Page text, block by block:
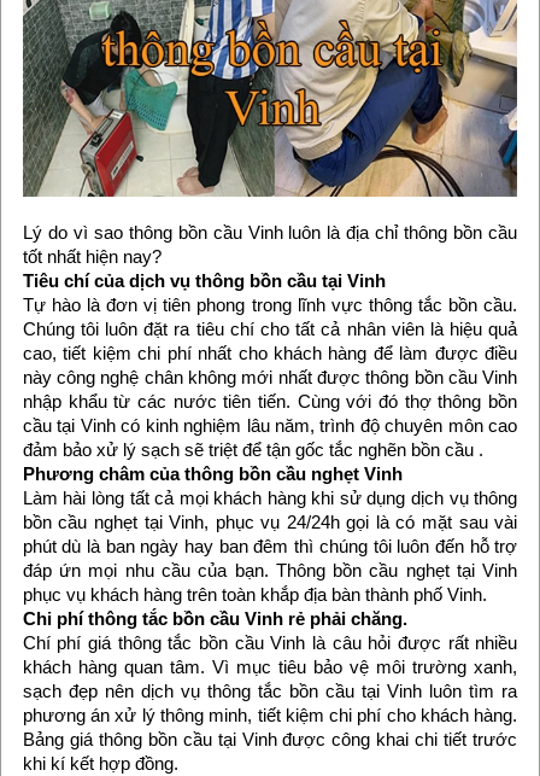
Lý do vì sao thông bồn cầu Vinh luôn là địa chỉ thông bồn cầu
tốt nhất hiện nay?
Tiêu chí của dịch vụ thông bồn cầu tại Vinh
Tự hào là đơn vị tiên phong trong lĩnh vực thông tắc bồn cầu.
Chúng tôi luôn đặt ra tiêu chí cho tất cả nhân viên là hiệu quả
cao, tiết kiệm chi phí nhất cho khách hàng để làm được điều
này công nghệ chân không mới nhất được thông bồn cầu Vinh
nhập khẩu từ các nước tiên tiến. Cùng với đó thợ thông bồn
cầu tại Vinh có kinh nghiệm lâu năm, trình độ chuyên môn cao
đảm bảo xử lý sạch sẽ triệt để tận gốc tắc nghẽn bồn cầu .
Phương châm của thông bồn cầu nghẹt Vinh
Làm hài lòng tất cả mọi khách hàng khi sử dụng dịch vụ thông
bồn cầu nghẹt tại Vinh, phục vụ 24/24h gọi là có mặt sau vài
phút dù là ban ngày hay ban đêm thì chúng tôi luôn đến hỗ trợ
đáp ứn mọi nhu cầu của bạn. Thông bồn cầu nghẹt tại Vinh
phục vụ khách hàng trên toàn khắp địa bàn thành phố Vinh.
Chi phí thông tắc bồn cầu Vinh rẻ phải chăng.
Chí phí giá thông tắc bồn cầu Vinh là câu hỏi được rất nhiều
khách hàng quan tâm. Vì mục tiêu bảo vệ môi trường xanh,
sạch đẹp nên dịch vụ thông tắc bồn cầu tại Vinh luôn tìm ra
phương án xử lý thông minh, tiết kiệm chi phí cho khách hàng.
Bảng giá thông bồn cầu tại Vinh được công khai chi tiết trước
khi kí kết hợp đồng.